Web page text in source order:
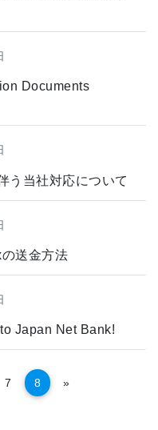
Documents
う当社対応について
送金方法
Japan Net Bank!
7 8 »Susunod